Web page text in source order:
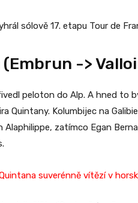
sólově 17. etapu Tour de
->
peloton do Alp. A hned to
Quintany. Kolumbijec na
Alaphilippe, zatímco Egan
suverénně vítězí v